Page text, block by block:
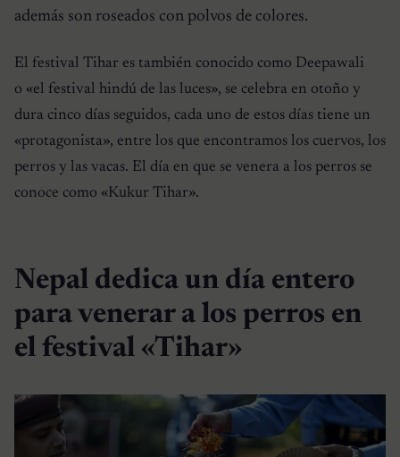
además son roseados con polvos de colores.
El festival Tihar es también conocido como Deepawali
o «el festival hindú de las luces», se celebra en otoño y
dura cinco días seguidos, cada uno de estos días tiene un
«protagonista», entre los que encontramos los cuervos, los
perros y las vacas. El día en que se venera a los perros se
conoce como «Kukur Tihar».
Nepal dedica un día entero
para venerar a los perros en
el festival «Tihar»